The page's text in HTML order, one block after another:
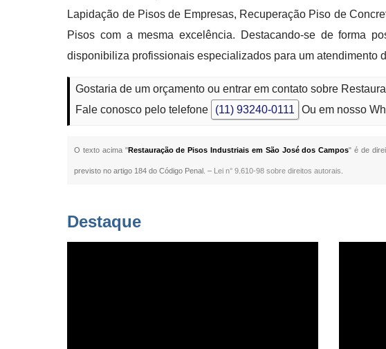
Lapidação de Pisos de Empresas, Recuperação Piso de
Pisos com a mesma excelência. Destacando-se de forma
disponibiliza profissionais especializados para um atendimento
Gostaria de um orçamento ou entrar em contato sobre
Fale conosco pelo telefone
(11) 93240-0111 Ou em nosso
O texto acima "Restauração de Pisos Industriais em São José dos Campos" é de
previsto no artigo 184 do Código Penal. – Lei n° 9.610-98 sobre direitos autorais
Destaque